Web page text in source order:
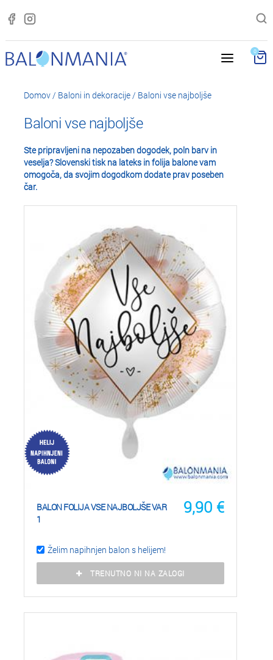
0
Domov/ Baloni in dekoracije/ Baloni vse najboljše
Baloni vse najboljše
Ste pripravljeni na nepozaben dogodek, poln barv in
veselja? Slovenski tisk na lateks in folija balone vam
omogoča, da svojim dogodkom dodate prav poseben
čar.
9,90 €
BALON FOLIJA VSE NAJBOLJŠE VAR
1
Želim napihnjen balon s helijem!
TRENUTNO NI NA ZALOGI